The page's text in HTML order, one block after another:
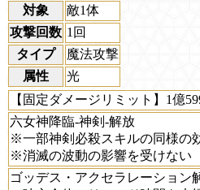
対象
敵1体
攻撃回数 1回
タイプ
魔法攻撃
属性
光
【固定ダメージリミット】1億
六女神降臨-神剣-解放
※一部神剣必殺スキルの同様の
※消滅の波動の影響を受けない
ゴッデス・アクセラレーション